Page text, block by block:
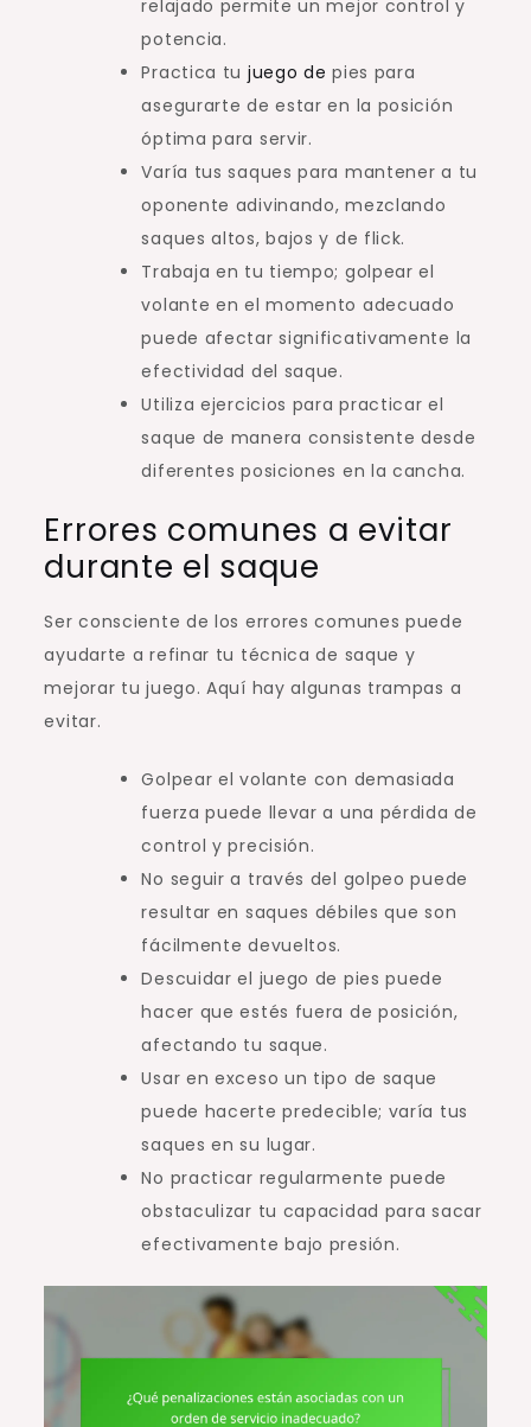
relajado permite un mejor control y
potencia.
Practica tu juego de pies para
asegurarte de estar en la posición
óptima para servir.
Varía tus saques para mantener a tu
oponente adivinando, mezclando
saques altos, bajos y de flick.
Trabaja en tu tiempo; golpear el
volante en el momento adecuado
puede afectar significativamente la
efectividad del saque.
Utiliza ejercicios para practicar el
saque de manera consistente desde
diferentes posiciones en la cancha.
Errores comunes a evitar
durante el saque
Ser consciente de los errores comunes puede
ayudarte a refinar tu técnica de saque y
mejorar tu juego. Aquí hay algunas trampas a
evitar.
Golpear el volante con demasiada
fuerza puede llevar a una pérdida de
control y precisión.
No seguir a través del golpeo puede
resultar en saques débiles que son
fácilmente devueltos.
Descuidar el juego de pies puede
hacer que estés fuera de posición,
afectando tu saque.
Usar en exceso un tipo de saque
puede hacerte predecible; varía tus
saques en su lugar.
No practicar regularmente puede
obstaculizar tu capacidad para sacar
efectivamente bajo presión.